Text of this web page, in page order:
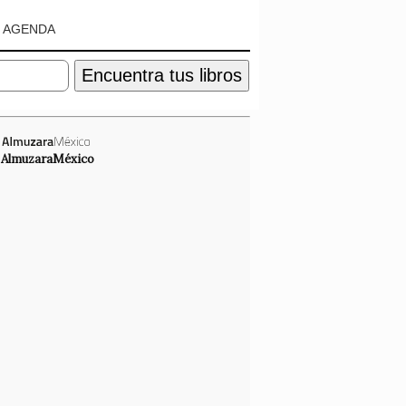
AGENDA
Encuentra tus libros
AlmuzaraMéxico